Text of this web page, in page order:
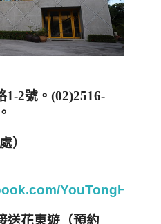
1-2號 。 (02)2516-
。
）
送花東遊（預約